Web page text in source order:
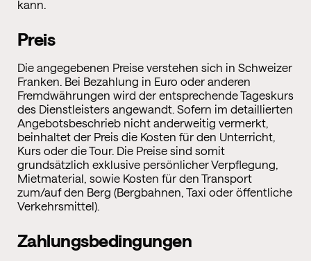
kann.
Preis
Die angegebenen Preise verstehen sich in Schweizer
Franken. Bei Bezahlung in Euro oder anderen
Fremdwährungen wird der entsprechende Tageskurs
des Dienstleisters angewandt. Sofern im detaillierten
Angebotsbeschrieb nicht anderweitig vermerkt,
beinhaltet der Preis die Kosten für den Unterricht,
Kurs oder die Tour. Die Preise sind somit
grundsätzlich exklusive persönlicher Verpflegung,
Mietmaterial, sowie Kosten für den Transport
zum/auf den Berg (Bergbahnen, Taxi oder öffentliche
Verkehrsmittel).
Zahlungsbedingungen